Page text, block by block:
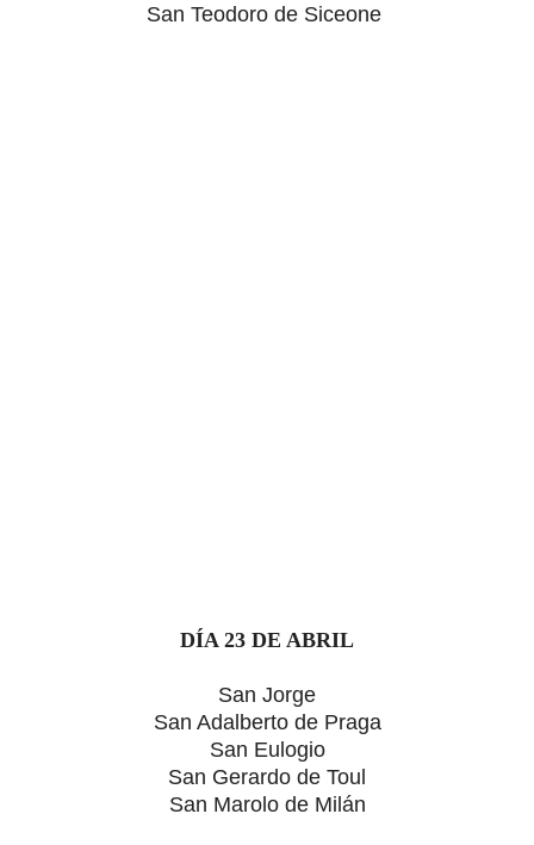
San Teodoro de Siceone
DÍA 23 DE ABRIL
San Jorge
San Adalberto de Praga
San Eulogio
San Gerardo de Toul
San Marolo de Milán